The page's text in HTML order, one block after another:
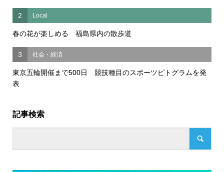
2 Local
春の花が楽しめる 福島県内の散歩道
3 社会・経済
東京五輪開催まで500日 競技種目のスポーツピトグラムを発
表
記事検索